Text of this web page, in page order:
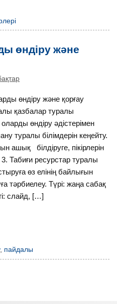
өндіру және
өндіру және қорғау
қазбалар туралы
өндіру әдістерімен
туралы білімдерін кеңейту.
ашық білдіруге, пікірлерін
Табиғи ресурстар туралы
өз елінің байлығын
тәрбиелеу. Түрі: жаңа сабақ
слайд, […]
, пайдалы